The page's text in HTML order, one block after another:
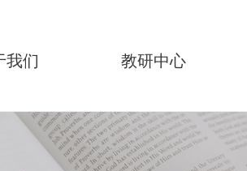
我们 教研中心